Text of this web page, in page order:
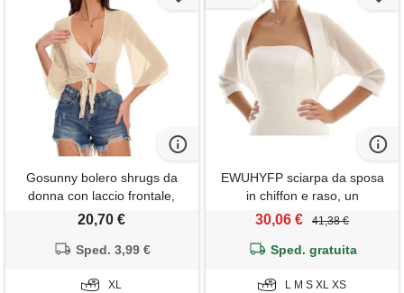
Gosunny bolero shrugs da
donna con laccio frontale,
cardigan estivo corto a mezza
20,70 €
Sped. 3,99 €
XL
EWUHYFP sciarpa da sposa
in chiffon e raso, un
accessorio per le nozze, una
look nuziale(white, xl)
30,06 € 41,38 €
Sped. gratuita
L M S XL XS